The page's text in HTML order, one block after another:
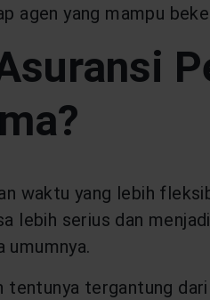
agen yang mampu
waktu yang lebih
lebih serius dan
umumnya.
tentunya tergantung